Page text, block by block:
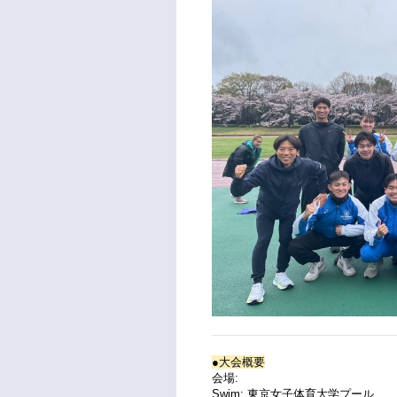
●大会概要
会場:
Swim: 東京女子体育大学プール